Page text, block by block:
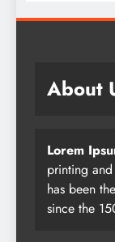
About
Lorem
printing
has been
since the